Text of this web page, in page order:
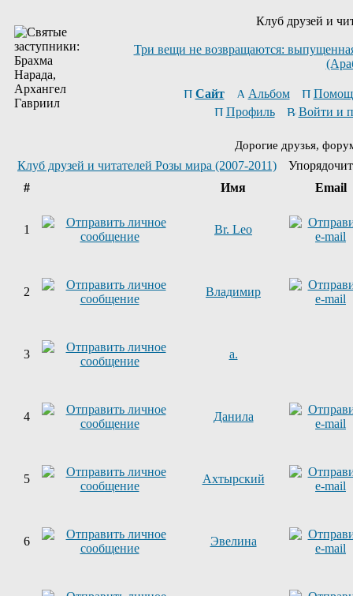
Клуб друзей и
Три вещи не возвращаются:
Сайт Альбом
Профиль
Войти и
Дорогие друзья,
Клуб друзей и читателей Розы мира (2007-2011)
#
Имя Email
1 Br. Leo
2 Владимир
3 a.
4 Данила
5 Ахтырский
6 Эвелина